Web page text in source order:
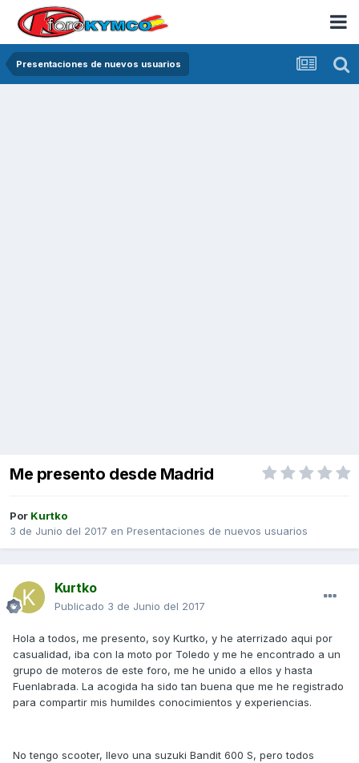
Presentaciones de nuevos usuarios
Me presento desde Madrid
Por Kurtko
3 de Junio del 2017 en Presentaciones de nuevos usuarios
Kurtko
Publicado 3 de Junio del 2017
Hola a todos, me presento, soy Kurtko, y he aterrizado aqui por
casualidad, iba con la moto por Toledo y me he encontrado a un
grupo de moteros de este foro, me he unido a ellos y hasta
Fuenlabrada. La acogida ha sido tan buena que me he registrado
para compartir mis humildes conocimientos y experiencias.
No tengo scooter, llevo una suzuki Bandit 600 S, pero todos